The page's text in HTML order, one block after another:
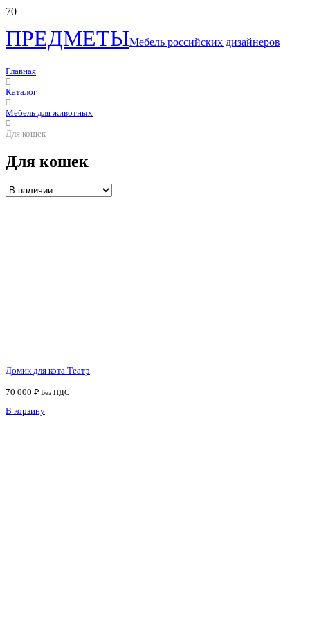
ПРЕДМЕТЫМебель российских дизайнеров
Главная
Каталог
Мебель для животных
Для кошек
Для кошек
Домик для кота Театр
70 000 ₽ Без НДС
В корзину